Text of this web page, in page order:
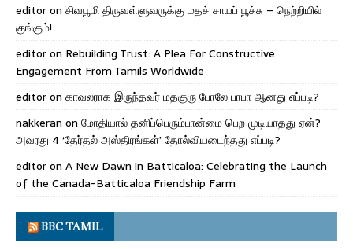
editoron சிவபூமி திருவள்ளுவருக்கு மதச் சாயப் பூச்சு – நெற்றியில்
குங்கும்!
editoron Rebuilding Trust: A Plea For Constructive
Engagement From Tamils Worldwide
editoron காவலராக இருந்தவர் மதகுரு போலே பாபா ஆனது எப்படி?
nakkeran on மோதியால் தனிப்பெரும்பான்மை பெற முடியாதது ஏன்?
அவரது 4 ‘தேர்தல் அஸ்திரங்கள்’ தோல்வியடைந்தது எப்படி?
editoron A New Dawn in Batticaloa: Celebrating the Launch
of the Canada-Batticaloa Friendship Farm
BBC TAMIL